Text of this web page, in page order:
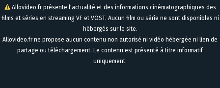
Allovideo.fr présente l'actualité et des informations cinématographiques des
films et séries en streaming VF et VOST. Aucun film ou série ne sont disponibles ni
hébergés sur le site.
Allovideo.fr ne propose aucun contenu non autorisé ni vidéo hébergée ni lien de
partage ou téléchargement. Le contenu est présenté à titre informatif
uniquement.